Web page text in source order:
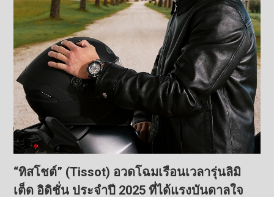
“ทิสโชต์” (Tissot) อวดโฉมเรือนเวลารุ่นลิมิ
เต็ด อิดิชั่น ประจำปี 2025 ที่ได้แรงบันดาลใจ